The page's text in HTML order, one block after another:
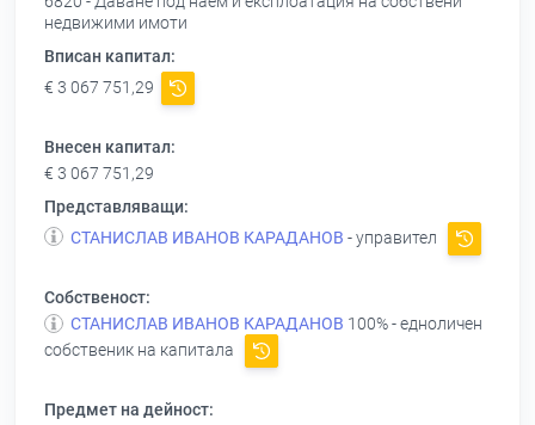
недвижими имоти
Вписан капитал:
€ 3 067 751,29
Внесен капитал:
€ 3 067 751,29
Представляващи:
СТАНИСЛАВ ИВАНОВ КАРАДАНОВ - управител
Собственост:
СТАНИСЛАВ ИВАНОВ КАРАДАНОВ 100% - едноличен
собственик на капитала
Предмет на дейност: